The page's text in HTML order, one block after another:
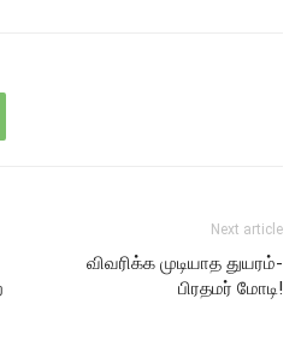
Next article
விவரிக்க முடியாத துயரம்-
பிரதமர் மோடி!